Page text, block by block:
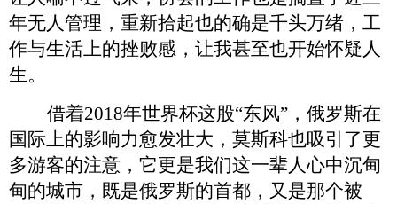
年无人管理，重新拾起也的确是千头万绪， 工
作与生活上的挫败感， 让我甚至也开始怀疑人
生。
借着2018年世界杯这股“东风”，俄罗斯在
国际上的影响力愈发壮大，莫斯科也吸引了更
多游客的注意，它更是我们这一辈人心中沉甸
甸的城市，既是俄罗斯的首都，又是那个被